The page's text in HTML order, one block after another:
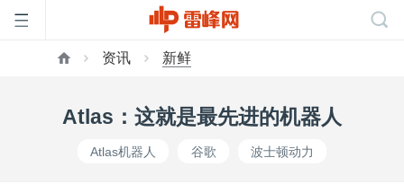
资讯 新鲜
Atlas：这就是最先进的机器人
Atlas机器人 谷歌 波士顿动力